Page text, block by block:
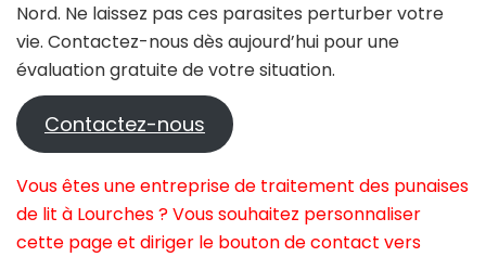
Nord. Ne laissez pas ces parasites perturber votre
vie. Contactez-nous dès aujourd’hui pour une
évaluation gratuite de votre situation.
Contactez-nous
Vous êtes une entreprise de traitement des punaises
de lit à Lourches ? Vous souhaitez personnaliser
cette page et diriger le bouton de contact vers